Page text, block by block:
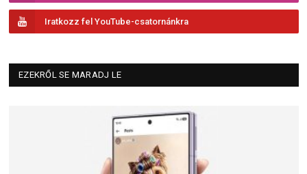
Iratkozz fel YouTube-csatornánkra
EZEKRŐL SE MARADJ LE